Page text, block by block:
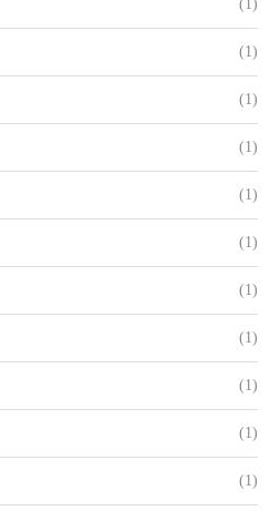
(1)
(1)
(1)
(1)
(1)
(1)
(1)
(1)
(1)
(1)
(1)